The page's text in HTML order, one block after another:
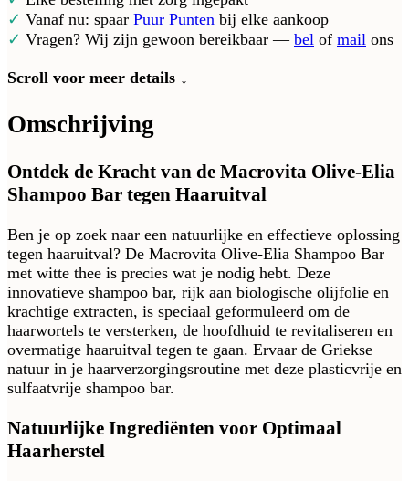
✓ Vanaf nu: spaar Puur Punten bij elke aankoop
✓ Vragen? Wij zijn gewoon bereikbaar — bel of mail ons
Scroll voor meer details ↓
Omschrijving
Ontdek de Kracht van de Macrovita Olive-Elia
Shampoo Bar tegen Haaruitval
Ben je op zoek naar een natuurlijke en effectieve oplossing
tegen haaruitval? De Macrovita Olive-Elia Shampoo Bar
met witte thee is precies wat je nodig hebt. Deze
innovatieve shampoo bar, rijk aan biologische olijfolie en
krachtige extracten, is speciaal geformuleerd om de
haarwortels te versterken, de hoofdhuid te revitaliseren en
overmatige haaruitval tegen te gaan. Ervaar de Griekse
natuur in je haarverzorgingsroutine met deze plasticvrije en
sulfaatvrije shampoo bar.
Natuurlijke Ingrediënten voor Optimaal
Haarherstel